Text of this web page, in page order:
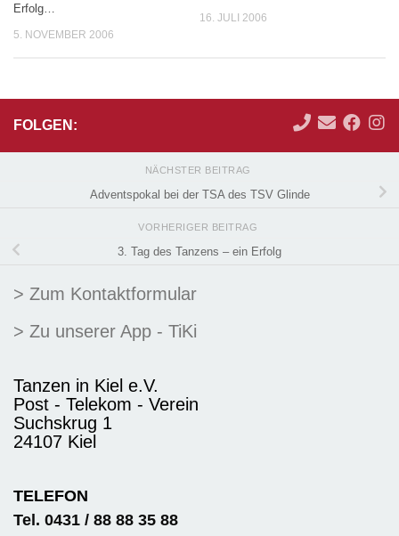
Erfolg…
5. NOVEMBER 2006
16. JULI 2006
FOLGEN:
NÄCHSTER BEITRAG
Adventspokal bei der TSA des TSV Glinde
VORHERIGER BEITRAG
3. Tag des Tanzens – ein Erfolg
> Zum Kontaktformular
> Zu unserer App - TiKi
Tanzen in Kiel e.V.
Post - Telekom - Verein
Suchskrug 1
24107 Kiel
TELEFON
Tel. 0431 / 88 88 35 88